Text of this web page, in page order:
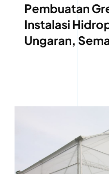
Pembuatan
Instalasi
Ungaran,